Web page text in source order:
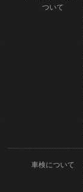
ついて
車検について